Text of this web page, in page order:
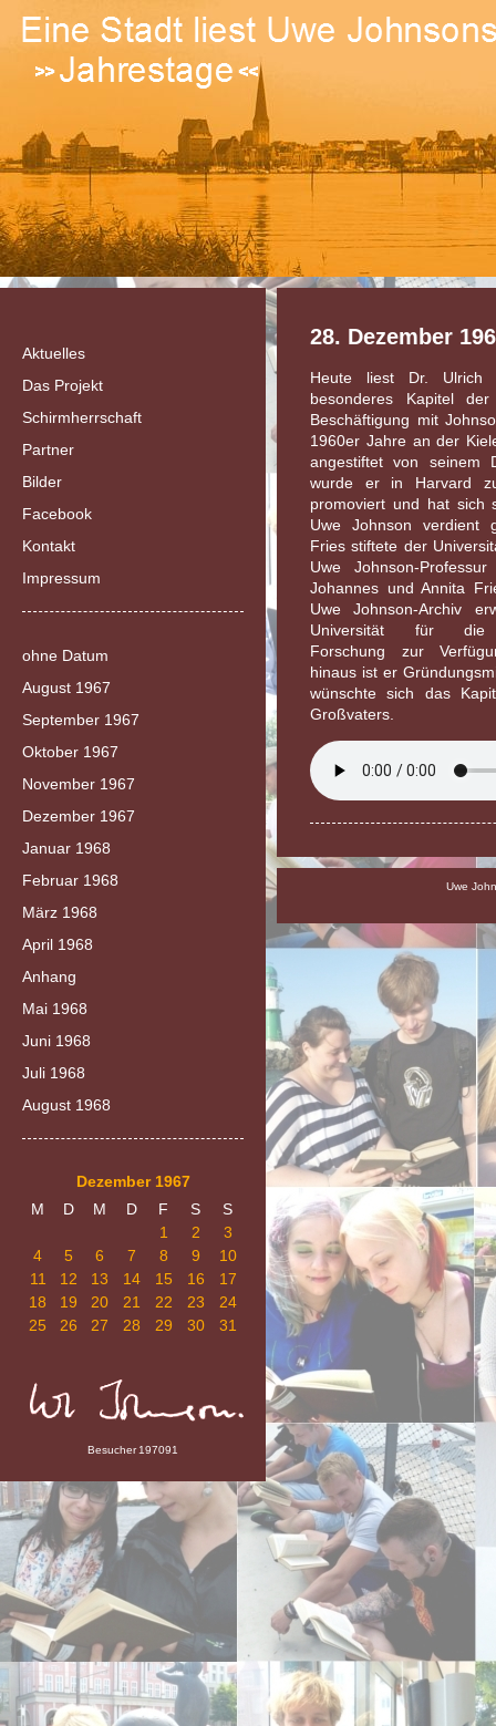
28. Dezember
Heute liest Dr.
besonderes Kapitel
Beschäftigung mit
1960er Jahre an der
angestiftet von seinem
wurde er in Harvard
promoviert und hat sich
Uwe Johnson verdient
Fries stiftete der
Uwe Johnson-
Johannes und Annita
Uwe Johnson-Archiv
Universität für die
Forschung zur
hinaus ist er
wünschte sich das
Großvaters.
Aktuelles
Das Projekt
Schirmherrschaft
Partner
Bilder
Facebook
Kontakt
Impressum
ohne Datum
August 1967
September 1967
Oktober 1967
November 1967
Dezember 1967
Januar 1968
Februar 1968
März 1968
April 1968
Anhang
Mai 1968
Juni 1968
Juli 1968
August 1968
Dezember 1967
M
D M D F S
S
1
2
3
4
5 6 7 8 9
10
11
12 13 14 15 16
17
18
19 20 21 22 23
24
25
26 27 28 29 30 31
Besucher 197091
Uwe